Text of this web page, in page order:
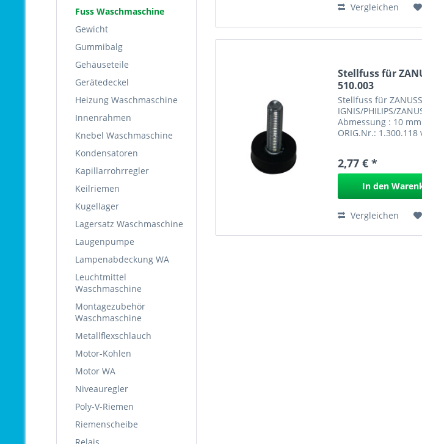
Fuss Waschmaschine
Gewicht
Gummibalg
Gehäuseteile
Gerätedeckel
Heizung Waschmaschine
Innenrahmen
Knebel Waschmaschine
Kondensatoren
Kapillarrohrregler
Keilriemen
Kugellager
Lagersatz Waschmaschine
Laugenpumpe
Lampenabdeckung WA
Leuchtmittel
Waschmaschine
Montagezubehör
Waschmaschine
Metallflexschlauch
Motor-Kohlen
Motor WA
Niveauregler
Poly-V-Riemen
Riemenscheibe
Vergleichen
Stellfuss für
510.003
Stellfuss für
IGNIS/PHILIPS/
Abmessung : 10
ORIG.Nr.:
2,77 € *
In den
Vergleichen